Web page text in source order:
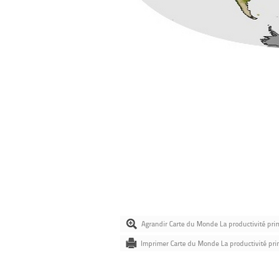
Agrandir Carte du Monde La productivité
Imprimer Carte du Monde La productivité